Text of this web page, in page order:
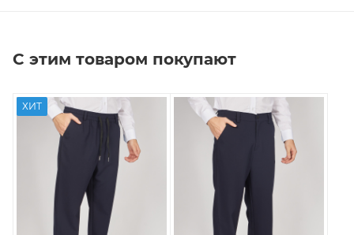
С этим товаром покупают
ХИТ